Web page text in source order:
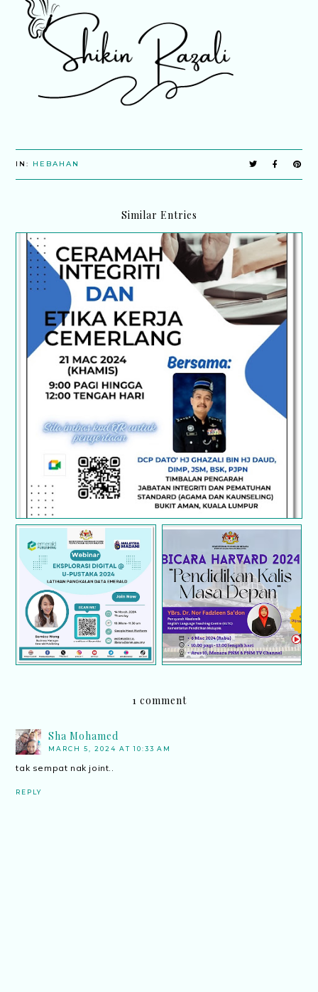
IN: HEBAHAN
Similar Entries
CERAMAH INTEGRITI DAN ETIKA KERJA
CEMERLANG | PERPUSTAKAAN NEGARA
MALAYSIA
EKSPLORASI DIGITAL
@ U-PUSTAKA 2024:
LATIHAN PANGKALAN
DATA EMERALD
Bicara Harvard 2024 :
Pendidikan Kalis Masa
Depan bersama YBrs.
Dr. Nor Fadzleen binti
Sa’don
1 comment
Sha Mohamed
MARCH 5, 2024 AT 10:33 AM
tak sempat nak joint..
REPLY